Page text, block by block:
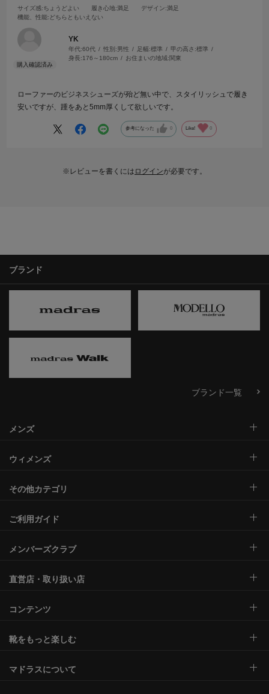
サイズ感:ちょうどよい 履き心地:満足 デザイン:満足
機能、性能:どちらともいえない
YK
年代:60代 性別:男性 足幅:標準 甲の高さ:標準
身長:176～180cm お住まいの地域:関東
ローファーのビジネスシューズが殆ど無い中で、スタイリッシュで履き
安いですが、踵をあと5mm厚くして欲しいです。
参考になった 0 Like! 0
※レビューを書くには ログインが必要です。
ブランド
ブランド一覧
メンズ
ウィメンズ
その他カテゴリ
ご利用ガイド
メンバーズクラブ
直営店・取り扱い店
コンテンツ
靴をもっと楽しむ
マドラスについて